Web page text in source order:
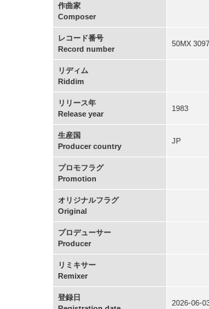
作曲家
Composer
レコード番号
Record number
50MX
リディム
Riddim
リリース年
Release year
1983
生産国
Producer country
JP
プロモフラグ
Promotion
オリジナルフラグ
Original
プロデューサー
Producer
リミキサー
Remixer
登録日
2026-06-